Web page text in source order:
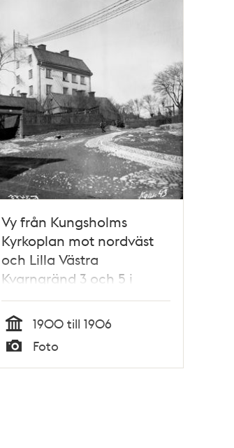
Vy från Kungsholms
Kyrkoplan mot nordväst
och Lilla Västra
Kvarngränd 3 och 5 i
kvarteret Bergsklippan
större.
Tid
1900 till 1906
Typ
Foto